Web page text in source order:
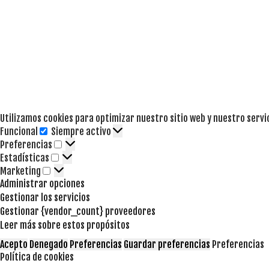
Utilizamos cookies para optimizar nuestro sitio web y nuestro
Funcional
Funcional
Siempre activo
Preferencias
Preferencias
Estadísticas Estadísticas
Marketing Marketing
Administrar opciones
Gestionar los servicios
Gestionar {vendor_count} proveedores
Leer más sobre estos propósitos
Acepto Denegado Preferencias Guardar preferencias Preferencias
Política de cookies